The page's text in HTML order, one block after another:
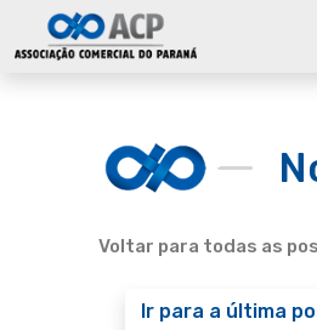
Voltar para todas as
Ir para a última